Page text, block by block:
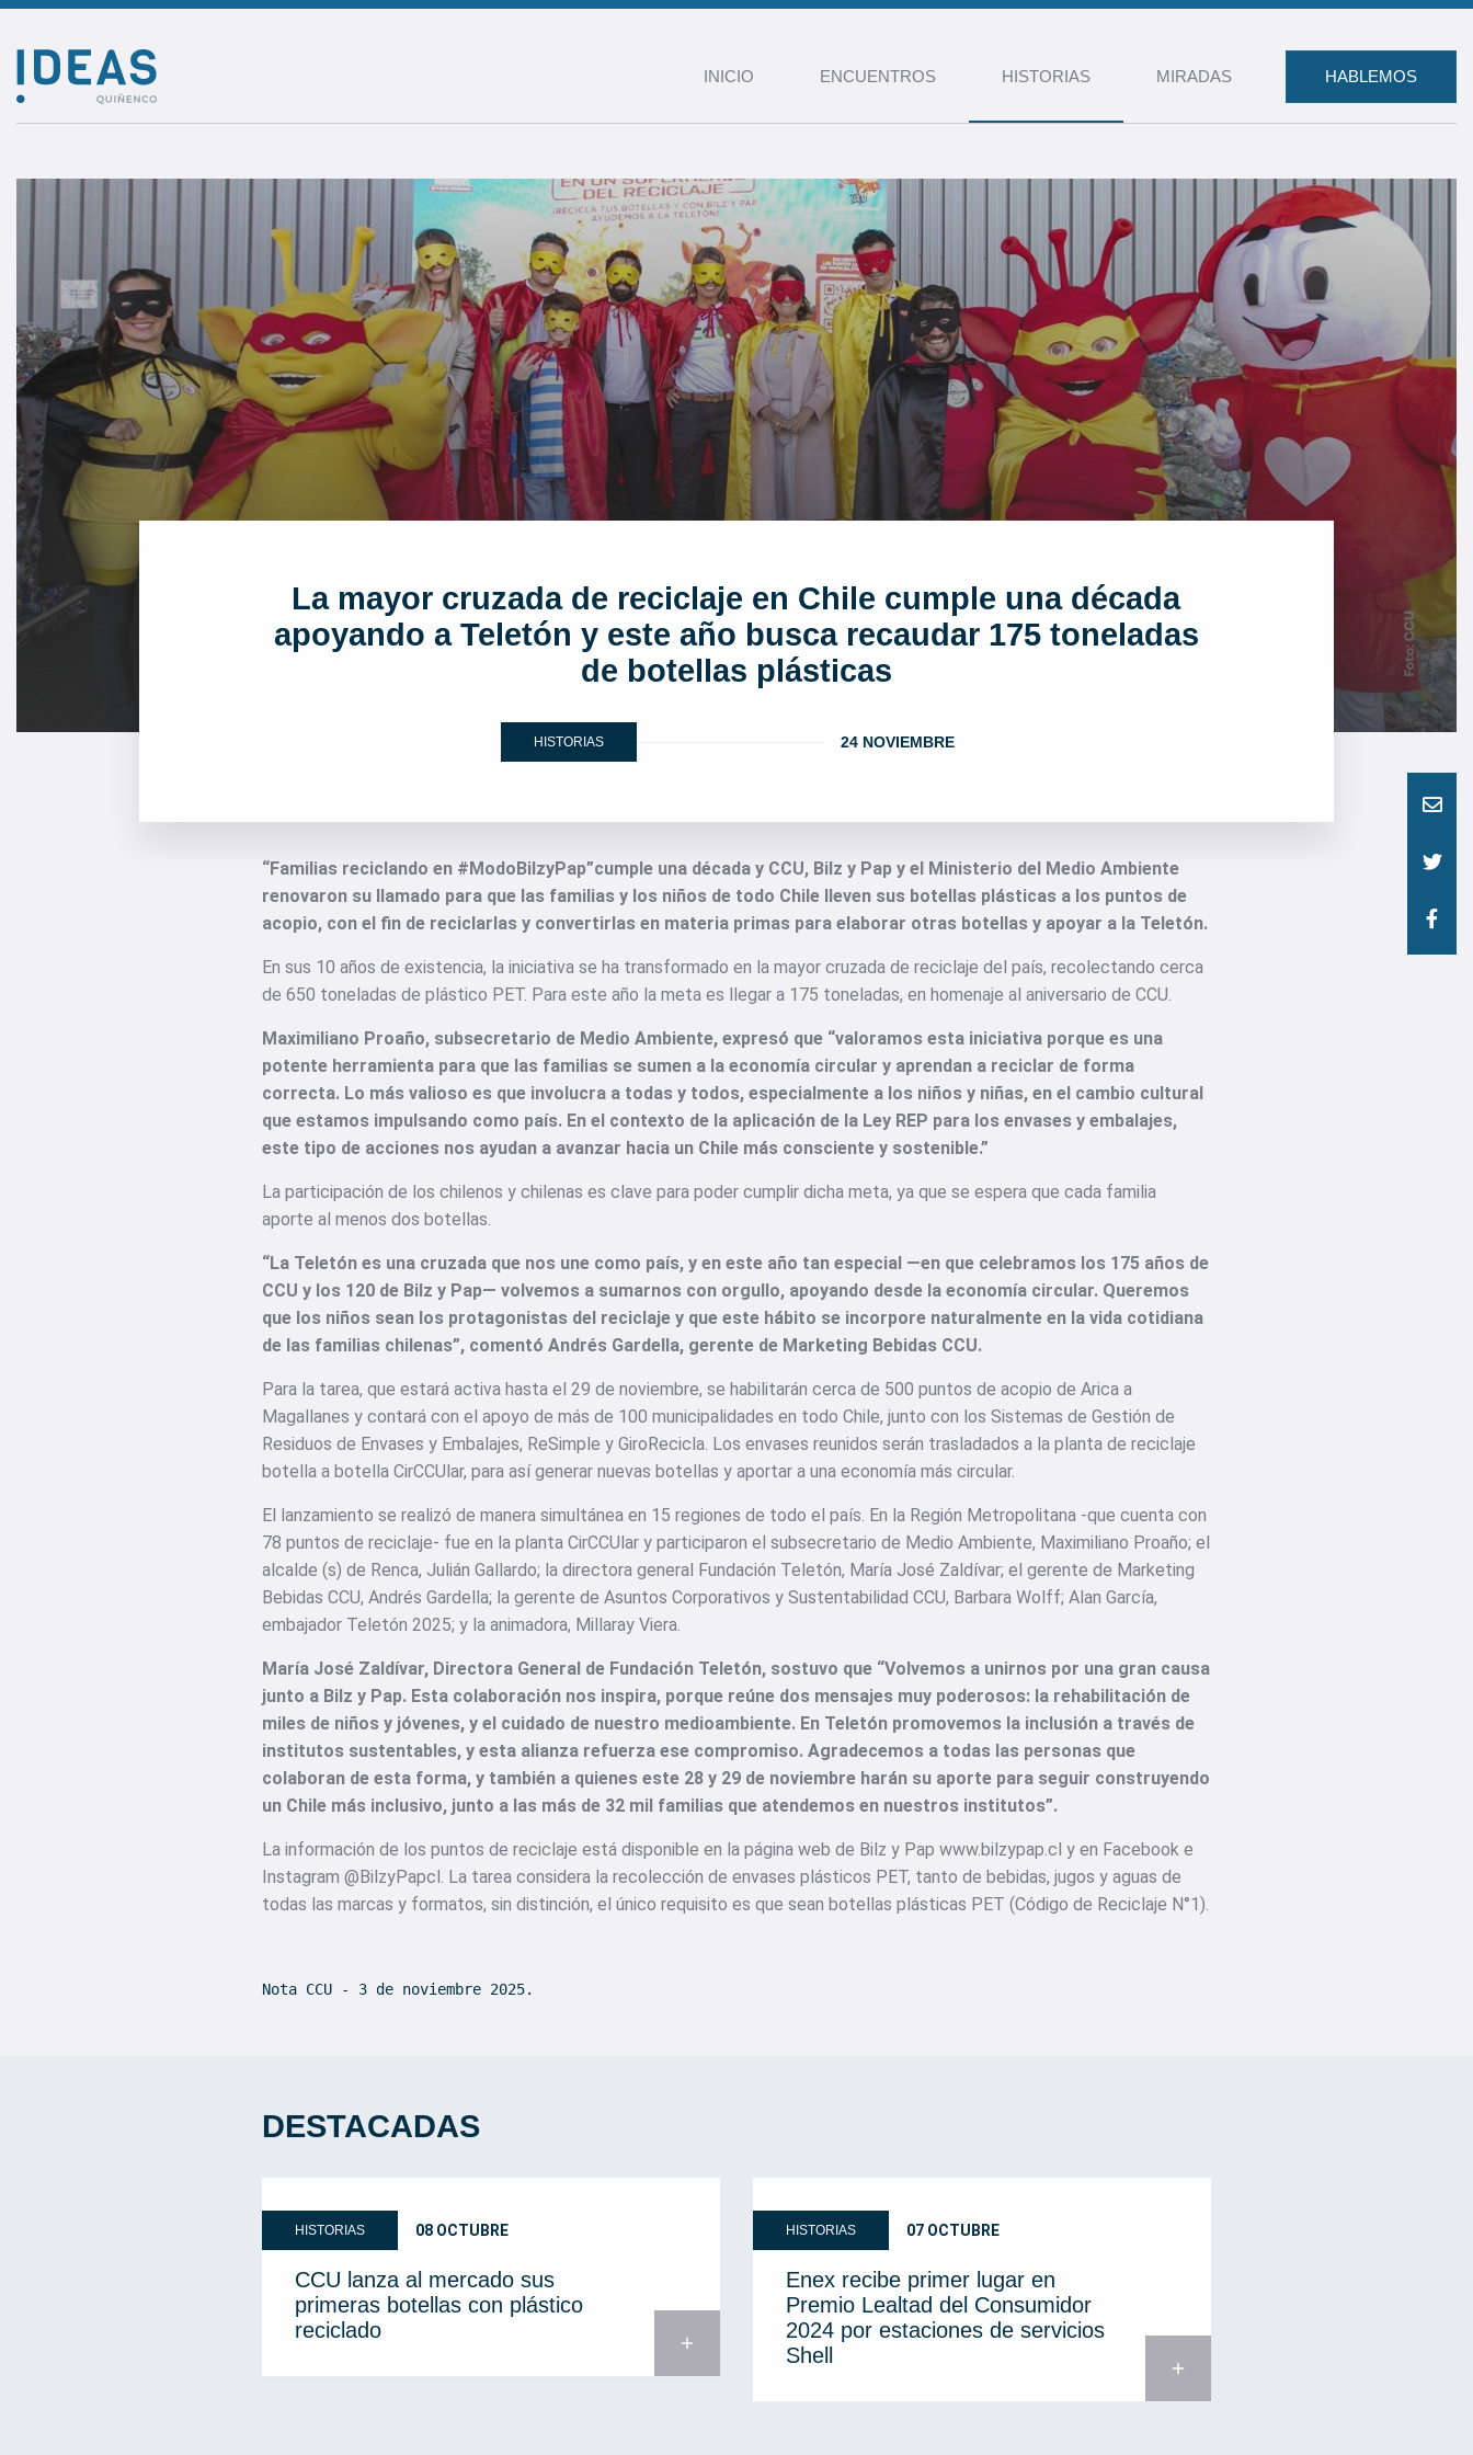
INICIO ENCUENTROS HISTORIAS MIRADAS HABLEMOS
La mayor cruzada de reciclaje en Chile cumple una década
apoyando a Teletón y este año busca recaudar 175 toneladas
de botellas plásticas
HISTORIAS 24 NOVIEMBRE
“Familias reciclando en #ModoBilzyPap”cumple una década y CCU, Bilz y Pap y el Ministerio del Medio Ambiente
renovaron su llamado para que las familias y los niños de todo Chile lleven sus botellas plásticas a los puntos de
acopio, con el fin de reciclarlas y convertirlas en materia primas para elaborar otras botellas y apoyar a la Teletón.
En sus 10 años de existencia, la iniciativa se ha transformado en la mayor cruzada de reciclaje del país, recolectando cerca
de 650 toneladas de plástico PET. Para este año la meta es llegar a 175 toneladas, en homenaje al aniversario de CCU.
Maximiliano Proaño, subsecretario de Medio Ambiente, expresó que “valoramos esta iniciativa porque es una
potente herramienta para que las familias se sumen a la economía circular y aprendan a reciclar de forma
correcta. Lo más valioso es que involucra a todas y todos, especialmente a los niños y niñas, en el cambio cultural
que estamos impulsando como país. En el contexto de la aplicación de la Ley REP para los envases y embalajes,
este tipo de acciones nos ayudan a avanzar hacia un Chile más consciente y sostenible.”
La participación de los chilenos y chilenas es clave para poder cumplir dicha meta, ya que se espera que cada familia
aporte al menos dos botellas.
“La Teletón es una cruzada que nos une como país, y en este año tan especial —en que celebramos los 175 años de
CCU y los 120 de Bilz y Pap— volvemos a sumarnos con orgullo, apoyando desde la economía circular. Queremos
que los niños sean los protagonistas del reciclaje y que este hábito se incorpore naturalmente en la vida cotidiana
de las familias chilenas”, comentó Andrés Gardella, gerente de Marketing Bebidas CCU.
Para la tarea, que estará activa hasta el 29 de noviembre, se habilitarán cerca de 500 puntos de acopio de Arica a
Magallanes y contará con el apoyo de más de 100 municipalidades en todo Chile, junto con los Sistemas de Gestión de
Residuos de Envases y Embalajes, ReSimple y GiroRecicla. Los envases reunidos serán trasladados a la planta de reciclaje
botella a botella CirCCUlar, para así generar nuevas botellas y aportar a una economía más circular.
El lanzamiento se realizó de manera simultánea en 15 regiones de todo el país. En la Región Metropolitana -que cuenta con
78 puntos de reciclaje- fue en la planta CirCCUlar y participaron el subsecretario de Medio Ambiente, Maximiliano Proaño; el
alcalde (s) de Renca, Julián Gallardo; la directora general Fundación Teletón, María José Zaldívar; el gerente de Marketing
Bebidas CCU, Andrés Gardella; la gerente de Asuntos Corporativos y Sustentabilidad CCU, Barbara Wolff; Alan García,
embajador Teletón 2025; y la animadora, Millaray Viera.
María José Zaldívar, Directora General de Fundación Teletón, sostuvo que “Volvemos a unirnos por una gran causa
junto a Bilz y Pap. Esta colaboración nos inspira, porque reúne dos mensajes muy poderosos: la rehabilitación de
miles de niños y jóvenes, y el cuidado de nuestro medioambiente. En Teletón promovemos la inclusión a través de
institutos sustentables, y esta alianza refuerza ese compromiso. Agradecemos a todas las personas que
colaboran de esta forma, y también a quienes este 28 y 29 de noviembre harán su aporte para seguir construyendo
un Chile más inclusivo, junto a las más de 32 mil familias que atendemos en nuestros institutos”.
La información de los puntos de reciclaje está disponible en la página web de Bilz y Pap www.bilzypap.cl y en Facebook e
Instagram @BilzyPapcl. La tarea considera la recolección de envases plásticos PET, tanto de bebidas, jugos y aguas de
todas las marcas y formatos, sin distinción, el único requisito es que sean botellas plásticas PET (Código de Reciclaje N°1).
Nota CCU - 3 de noviembre 2025.
DESTACADAS
HISTORIAS 08 OCTUBRE
CCU lanza al mercado sus
primeras botellas con plástico
reciclado
add
HISTORIAS 07 OCTUBRE
Enex recibe primer lugar en
Premio Lealtad del Consumidor
2024 por estaciones de servicios
Shell
add